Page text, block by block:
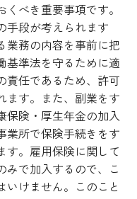
べき重要事項です。
手段が考えられます
業務の内容を事前に把
基準法を守るために適
責任であるため、許可
ます。また、副業をす
保険・厚生年金の加入
業所で保険手続きをす
す。雇用保険に関して
みで加入するので、こ
いけません。このこと